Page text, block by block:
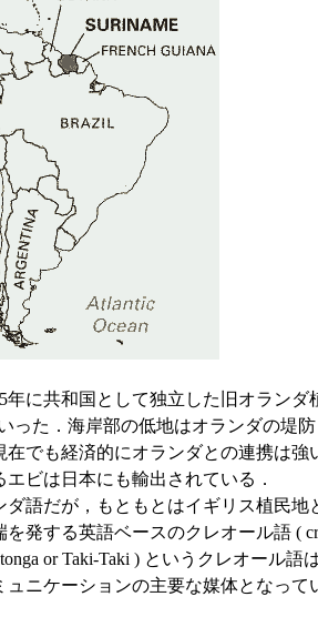
に共和国として独立した旧オランダ
った．海岸部の低地はオランダの堤
在でも経済的にオランダとの連携は
ビは日本にも輸出されている．
語だが，もともとはイギリス植民地
発する英語ベースのクレオール語 (
or Taki-Taki ) というクレオール
ュニケーションの主要な媒体となっ